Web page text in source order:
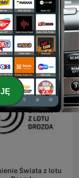
with Tom Power
Świata z lotu